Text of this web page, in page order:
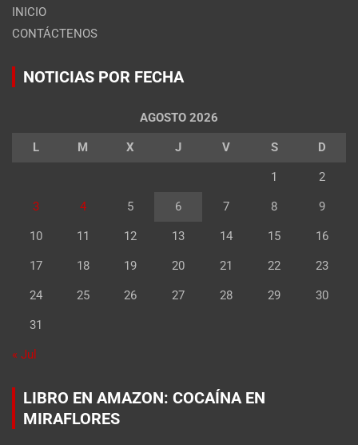
INICIO
CONTÁCTENOS
NOTICIAS POR FECHA
AGOSTO 2026
L M X J V S D
1 2
3 4 5 6 7 8 9
10 11 12 13 14 15 16
17 18 19 20 21 22 23
24 25 26 27 28 29 30
31
« Jul
LIBRO EN AMAZON: COCAÍNA EN
MIRAFLORES